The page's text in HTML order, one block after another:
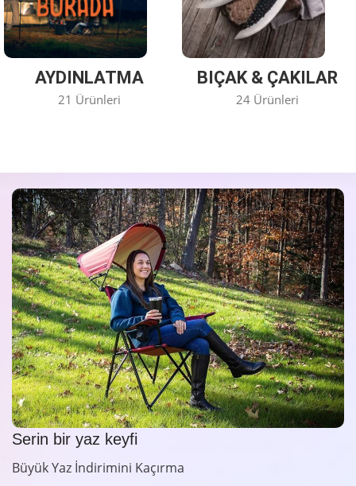
AYDINLATMA
21 Ürünleri
BIÇAK & ÇAKILAR
24 Ürünleri
Serin bir yaz keyfi
Büyük Yaz İndirimini Kaçırma